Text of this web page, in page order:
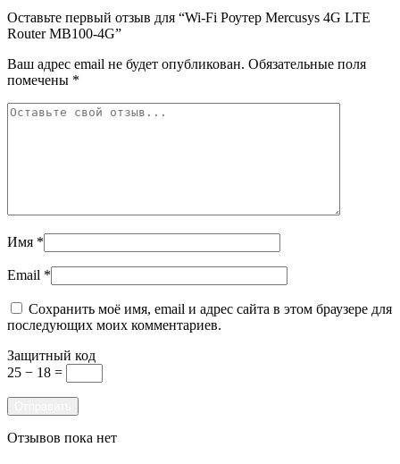
Оставьте первый отзыв для “Wi-Fi Роутер Mercusys 4G LTE
Router MB100-4G”
Ваш адрес email не будет опубликован. Обязательные поля
помечены *
Имя *
Email *
Сохранить моё имя, email и адрес сайта в этом браузере для
последующих моих комментариев.
Защитный код
25 − 18 =
Отзывов пока нет